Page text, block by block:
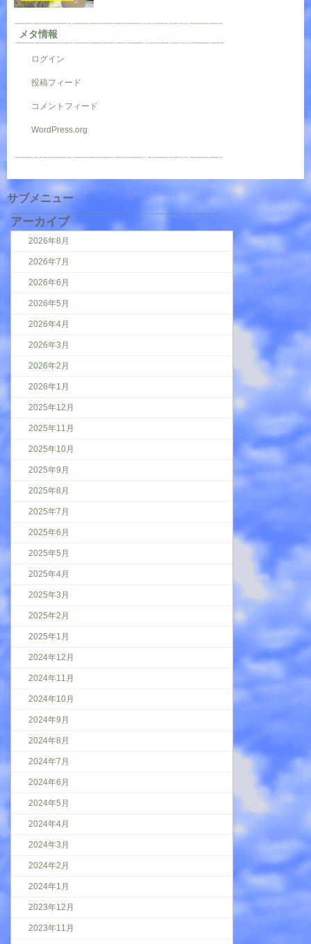
メタ情報
ログイン
投稿フィード
コメントフィード
WordPress.org
サブメニュー
アーカイブ
2026年8月
2026年7月
2026年6月
2026年5月
2026年4月
2026年3月
2026年2月
2026年1月
2025年12月
2025年11月
2025年10月
2025年9月
2025年8月
2025年7月
2025年6月
2025年5月
2025年4月
2025年3月
2025年2月
2025年1月
2024年12月
2024年11月
2024年10月
2024年9月
2024年8月
2024年7月
2024年6月
2024年5月
2024年4月
2024年3月
2024年2月
2024年1月
2023年12月
2023年11月